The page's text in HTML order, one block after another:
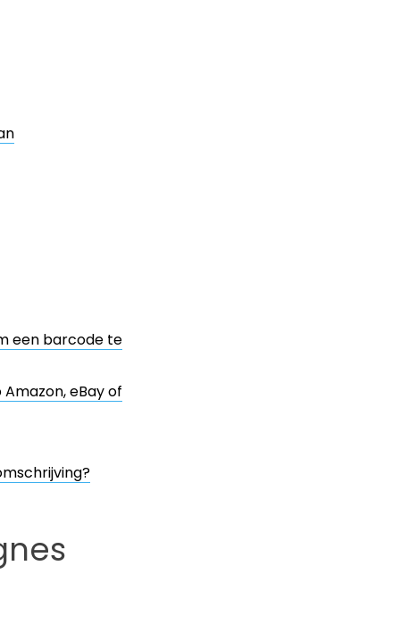
een barcode te
eBay of